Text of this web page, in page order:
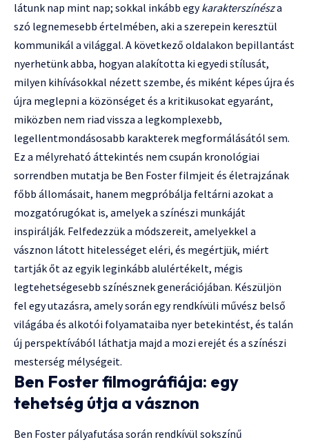
látunk nap mint nap; sokkal inkább egykarakterszínésza
szó legnemesebb értelmében, aki a szerepein keresztül
kommunikál a világgal. A következő oldalakon bepillantást
nyerhetünk abba, hogyan alakította ki egyedi stílusát,
milyen kihívásokkal nézett szembe, és miként képes újra és
újra meglepni a közönséget és a kritikusokat egyaránt,
miközben nem riad vissza a legkomplexebb,
legellentmondásosabb karakterek megformálásától sem.
Ez a mélyreható áttekintés nem csupán kronológiai
sorrendben mutatja be Ben Foster filmjeit és életrajzának
főbb állomásait, hanem megpróbálja feltárni azokat a
mozgatórugókat is, amelyek a színészi munkáját
inspirálják. Felfedezzük a módszereit, amelyekkel a
vásznon látott hitelességet eléri, és megértjük, miért
tartják őt az egyik leginkább alulértékelt, mégis
legtehetségesebb színésznek generációjában. Készüljön
fel egy utazásra, amely során egy rendkívüli művész belső
világába és alkotói folyamataiba nyer betekintést, és talán
új perspektívából láthatja majd a mozi erejét és a színészi
mesterség mélységeit.
Ben Foster filmográfiája: egy
tehetség útja a vásznon
Ben Foster pályafutása során rendkívül sokszínű